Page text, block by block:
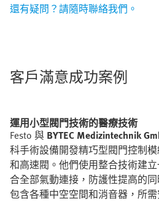
還有疑問？請隨時聯絡我們。
客戶滿意成功案例
運用小型閥門技術的醫療技術
Festo 與 BYTEC Medizintechnik
科手術設備開發精巧型閥門控制
和高速閥。他們使用整合技術建
合全部氣動連接，防護性提高的
包含各種中空空間和消音器，所